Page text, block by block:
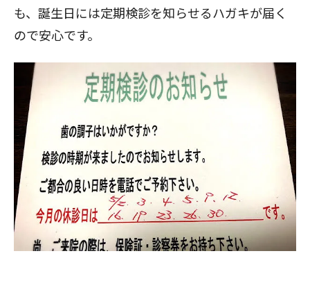
も、誕生日には定期検診を知らせるハガキが届く
ので安心です。